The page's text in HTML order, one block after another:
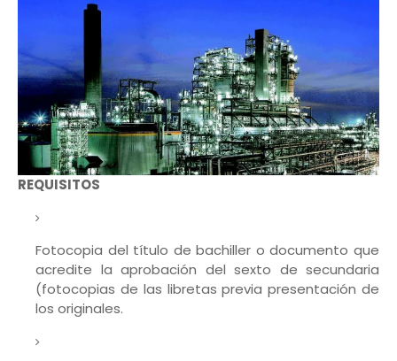
REQUISITOS
Fotocopia del título de bachiller o documento que
acredite la aprobación del sexto de secundaria
(fotocopias de las libretas previa presentación de
los originales.